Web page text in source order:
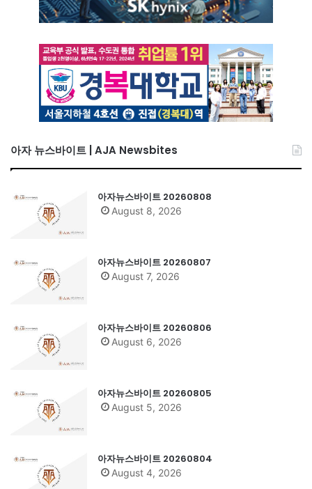
아자 뉴스바이트 | AJA Newsbites
아자뉴스바이트 20260808
August 8, 2026
아자뉴스바이트 20260807
August 7, 2026
아자뉴스바이트 20260806
August 6, 2026
아자뉴스바이트 20260805
August 5, 2026
아자뉴스바이트 20260804
August 4, 2026